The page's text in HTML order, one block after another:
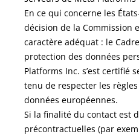
En ce qui concerne les
décision de la Commission
caractère adéquat : le
protection des données
Platforms Inc. s’est certifié
tenu de respecter les
données européennes.
Si la finalité du contact est
précontractuelles (par